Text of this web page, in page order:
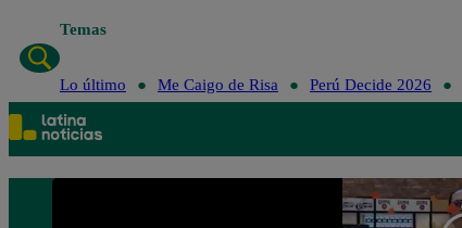
Temas
Lo último Me Caigo de Risa Perú Decide 2026